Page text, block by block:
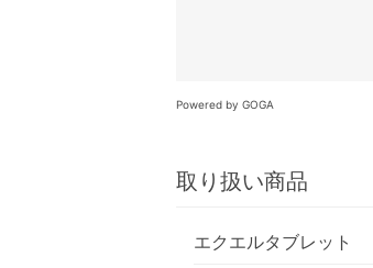
Powered by GOGA
取り扱い商品
エクエルタブレット